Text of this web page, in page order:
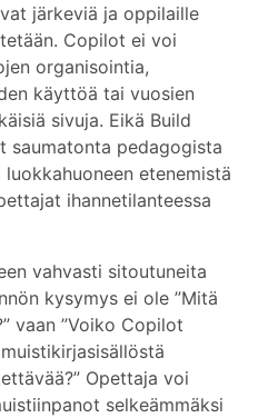
järkeviä ja oppilaille
Copilot ei voi
organisointia,
käyttöä tai vuosien
sivuja. Eikä Build
saumatonta pedagogista
etenemistä
ihannetilanteessa
vahvasti sitoutuneita
kysymys ei ole ”Mitä
vaan ”Voiko Copilot
Opettaja voi
selkeämmäksi